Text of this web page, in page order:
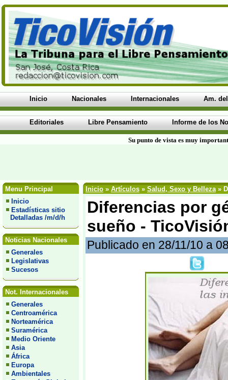
Inicio Nacionales Internacionales Am.
Editoriales Libre Pensamiento Informe de los
Su punto de vista es muy
Menu Principal
Inicio
Estadísticas sitio
Detalladas /m/d/h
Noticias Nacionales
Generales
Legislativas
Sucesos
Not. Internacionales
Generales
Centroamérica
Norteamérica
Suramérica
Medio Oriente
Asia
África
Europa
Ambientales
Inicio » Artículos » Salud, Sexo y Belleza»
Diferencias por
sueño -
Publicado en 28/11/10 a